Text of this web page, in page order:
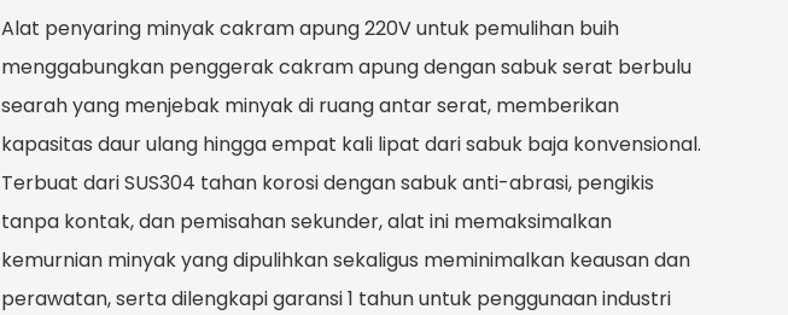
Alat penyaring minyak cakram apung 220V untuk pemulihan buih
menggabungkan penggerak cakram apung dengan sabuk serat berbulu
searah yang menjebak minyak di ruang antar serat, memberikan
kapasitas daur ulang hingga empat kali lipat dari sabuk baja konvensional.
Terbuat dari SUS304 tahan korosi dengan sabuk anti-abrasi, pengikis
tanpa kontak, dan pemisahan sekunder, alat ini memaksimalkan
kemurnian minyak yang dipulihkan sekaligus meminimalkan keausan dan
perawatan, serta dilengkapi garansi 1 tahun untuk penggunaan industri